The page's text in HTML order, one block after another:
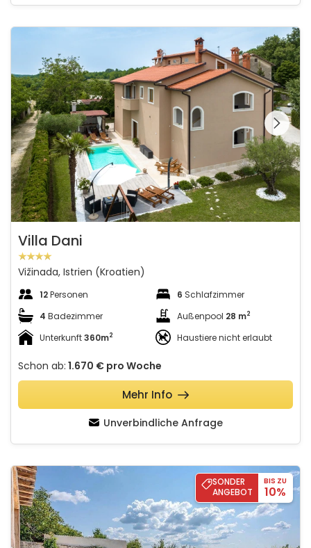
Schauen Sie sich die
gesamte Galerie
Villa Dani
Vižinada, Istrien (Kroatien)
12Personen 6 Schlafzimmer
4 Badezimmer Außenpool 28 m2
Unterkunft360m2 Haustiere nicht erlaubt
Schon ab: 1.670 € pro Woche
Unverbindliche Anfrage
Mehr Info
Villa Charlotta
SONDER
ANGEBOT
BIS ZU
10%
Schauen Sie sich die